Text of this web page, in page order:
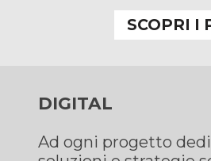
SCOPRI I
DIGITAL
Ad ogni progetto